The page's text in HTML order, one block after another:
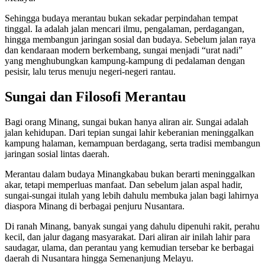
Sehingga budaya merantau bukan sekadar perpindahan tempat
tinggal. Ia adalah jalan mencari ilmu, pengalaman, perdagangan,
hingga membangun jaringan sosial dan budaya. Sebelum jalan raya
dan kendaraan modern berkembang, sungai menjadi “urat nadi”
yang menghubungkan kampung-kampung di pedalaman dengan
pesisir, lalu terus menuju negeri-negeri rantau.
Sungai dan Filosofi Merantau
Bagi orang Minang, sungai bukan hanya aliran air. Sungai adalah
jalan kehidupan. Dari tepian sungai lahir keberanian meninggalkan
kampung halaman, kemampuan berdagang, serta tradisi membangun
jaringan sosial lintas daerah.
Merantau dalam budaya Minangkabau bukan berarti meninggalkan
akar, tetapi memperluas manfaat. Dan sebelum jalan aspal hadir,
sungai-sungai itulah yang lebih dahulu membuka jalan bagi lahirnya
diaspora Minang di berbagai penjuru Nusantara.
Di ranah Minang, banyak sungai yang dahulu dipenuhi rakit, perahu
kecil, dan jalur dagang masyarakat. Dari aliran air inilah lahir para
saudagar, ulama, dan perantau yang kemudian tersebar ke berbagai
daerah di Nusantara hingga Semenanjung Melayu.